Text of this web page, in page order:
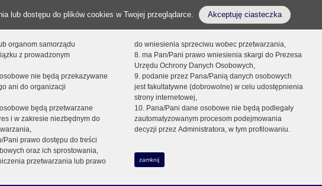
lub dostępu do plików cookies w Twojej przeglądarce. Akceptuję ciasteczka
organom samorządu
z prowadzonym
nie będą przekazywane
ani do organizacji
będą przetwarzane
i w zakresie niezbędnym do
Pani prawo dostępu do treści
oraz ich sprostowania,
przetwarzania lub prawo
do wniesienia sprzeciwu wobec przetwarzania,
8. ma Pan/Pani prawo wniesienia skargi do Prezesa
Urzędu Ochrony Danych Osobowych,
9. podanie przez Pana/Panią danych osobowych
jest fakultatywne (dobrowolne) w celu udostępnienia
strony internetowej,
10. Pana/Pani dane osobowe nie będą podlegały
zautomatyzowanym procesom podejmowania
decyzji przez Administratora, w tym profilowaniu.
zamknij